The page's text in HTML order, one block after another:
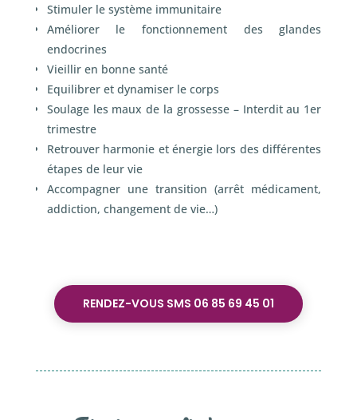
Stimuler le système immunitaire
Améliorer le fonctionnement des glandes
endocrines
Vieillir en bonne santé
Equilibrer et dynamiser le corps
Soulage les maux de la grossesse – Interdit au 1er
trimestre
Retrouver harmonie et énergie lors des différentes
étapes de leur vie
Accompagner une transition (arrêt médicament,
addiction, changement de vie…)
RENDEZ-VOUS SMS 06 85 69 45 01